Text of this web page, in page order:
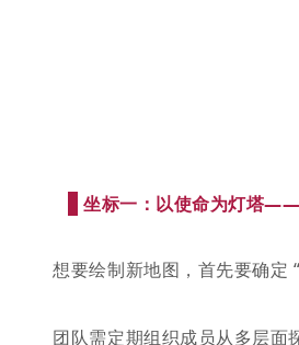
坐标一：以使命为灯塔
想要绘制新地图，首先要确定
团队需定期组织成员从多层面